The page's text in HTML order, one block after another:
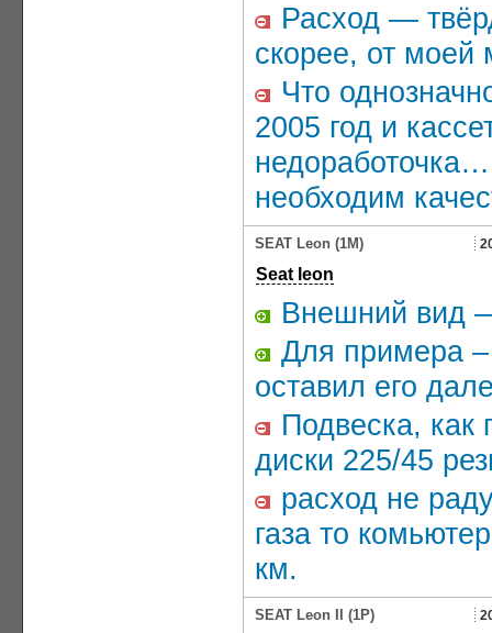
Расход —
скорее, от моей
Что
2005 год и
необходим
SEAT Leon (1M)
Seat leon
Внешний вид
Для примера –
оставил его
Подвеска, как
диски 225/45
расход не
газа то
км.
SEAT Leon II (1P)